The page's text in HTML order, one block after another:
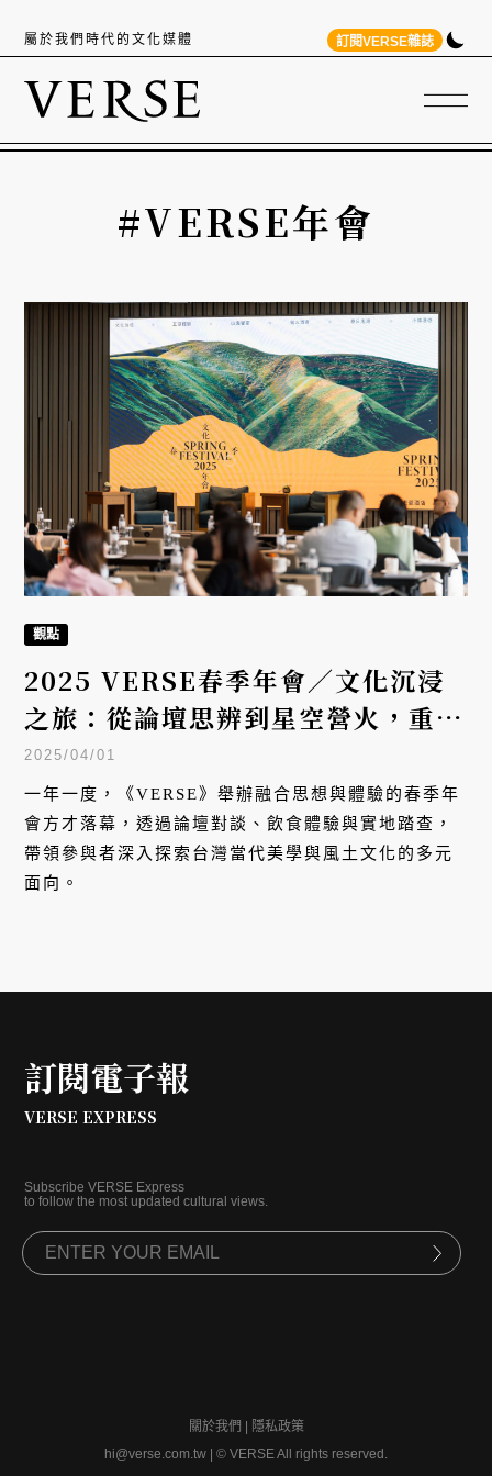
屬於我們時代的文化媒體 訂閱VERSE雜誌
#VERSE年會
觀點
2025 VERSE春季年會／文化沉浸
之旅：從論壇思辨到星空營火，重新
定義台灣美學的五感饗宴
2025/04/01
一年一度，《VERSE》舉辦融合思想與體驗的春季年
會方才落幕，透過論壇對談、飲食體驗與實地踏查，
帶領參與者深入探索台灣當代美學與風土文化的多元
面向。
訂閱電子報
VERSE EXPRESS
Subscribe VERSE Express
to follow the most updated cultural views.
關於我們
隱私政策
hi@verse.com.tw
© VERSE All rights reserved.